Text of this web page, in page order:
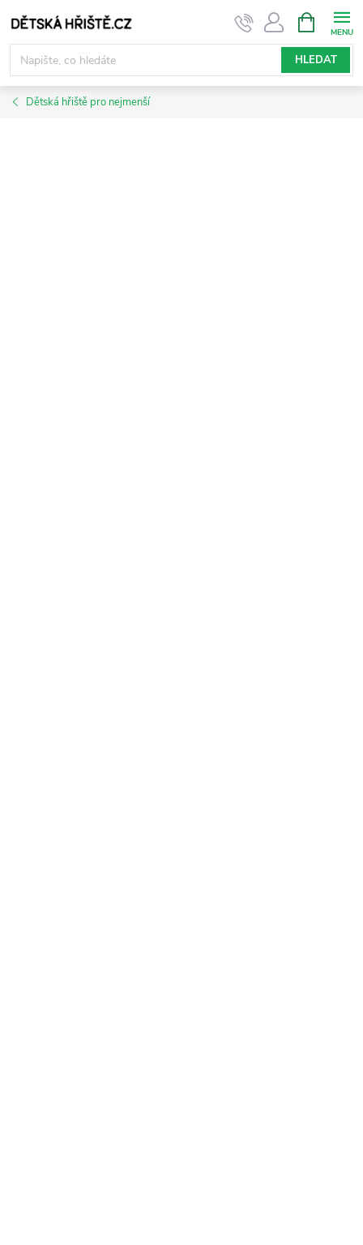
na
obsah
HLEDAT
NÁKUPNÍ
KOŠÍK
Dětská hřiště pro nejmenší